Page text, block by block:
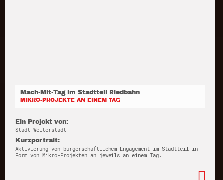
Mach-Mit-Tag im Stadtteil Riedbahn
MIKRO-PROJEKTE AN EINEM TAG
Ein Projekt von:
Stadt Weiterstadt
Kurzportrait:
Aktivierung von bürgerschaftlichem Engagement im Stadtteil in
Form von Mikro-Projekten an jeweils an einem Tag.